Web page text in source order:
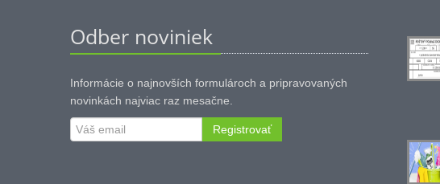
Odber noviniek
Informácie o najnovších formulároch a pripravovaných
novinkách najviac raz mesačne.
Registrovať